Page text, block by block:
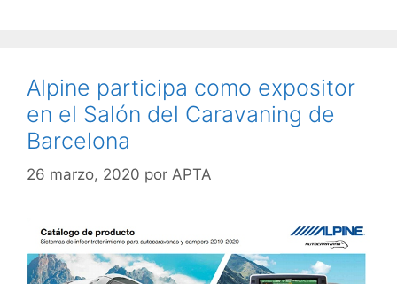
Alpine participa como expositor
en el Salón del Caravaning de
Barcelona
26 marzo, 2020 por APTA